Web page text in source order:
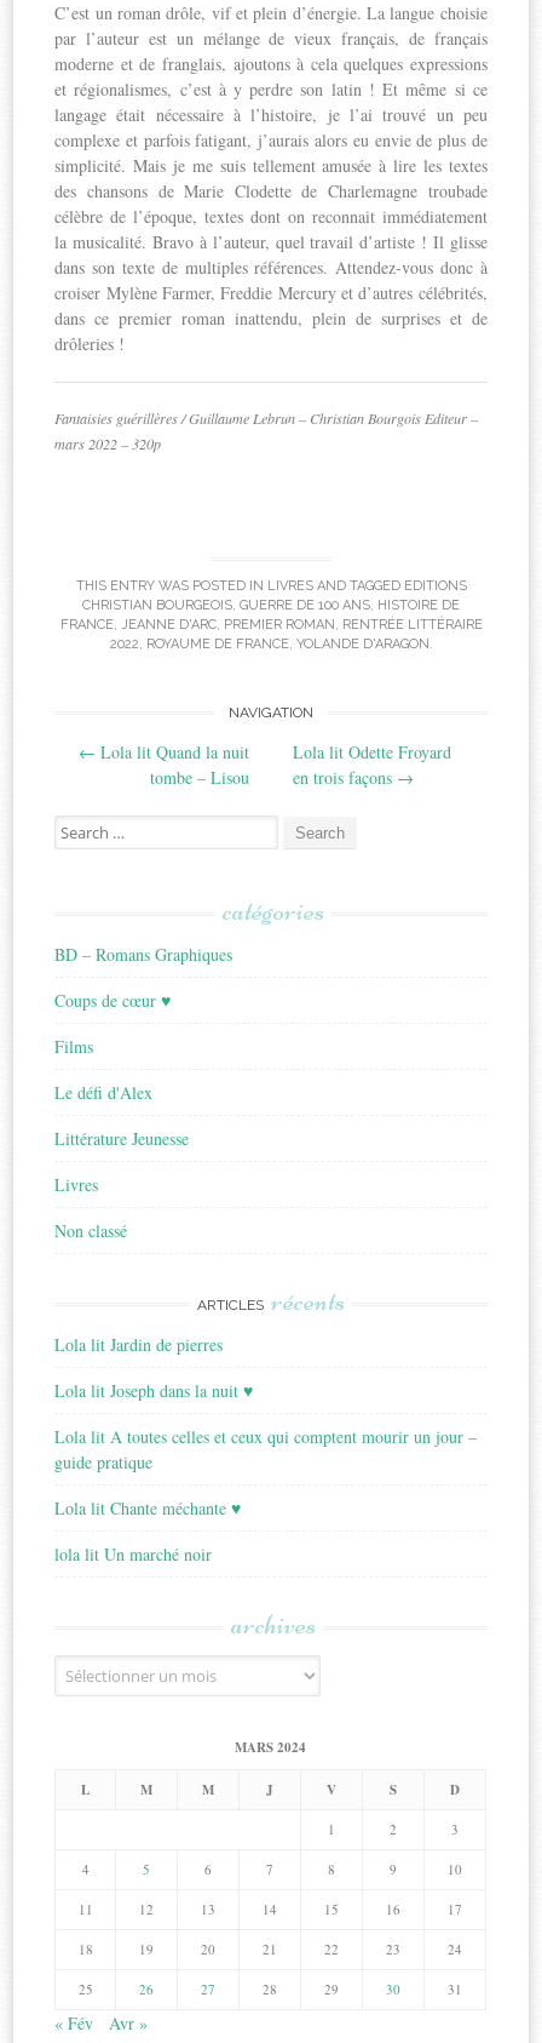
C’est un roman drôle, vif et plein d’énergie. La langue choisie
par l’auteur est un mélange de vieux français, de français
moderne et de franglais, ajoutons à cela quelques expressions
et régionalismes, c’est à y perdre son latin ! Et même si ce
langage était nécessaire à l’histoire, je l’ai trouvé un peu
complexe et parfois fatigant, j’aurais alors eu envie de plus de
simplicité. Mais je me suis tellement amusée à lire les textes
des chansons de Marie Clodette de Charlemagne troubade
célèbre de l’époque, textes dont on reconnait immédiatement
la musicalité. Bravo à l’auteur, quel travail d’artiste ! Il glisse
dans son texte de multiples références. Attendez-vous donc à
croiser Mylène Farmer, Freddie Mercury et d’autres célébrités,
dans ce premier roman inattendu, plein de surprises et de
drôleries !
Fantaisies guérillères / Guillaume Lebrun – Christian Bourgois Editeur –
mars 2022 – 320p
THIS ENTRY WAS POSTED IN LIVRESAND TAGGED EDITIONS
CHRISTIAN BOURGEOIS, GUERRE DE 100 ANS, HISTOIRE DE
FRANCE, JEANNE D'ARC, PREMIER ROMAN , RENTRÉE LITTÉRAIRE
2022, ROYAUME DE FRANCE, YOLANDE D'ARAGON .
navigation
NAVIGATION
← Lola lit Quand la nuit
tombe – Lisou
Lola lit Odette Froyard
en trois façons →
Search
for:
catégories
BD – Romans Graphiques
Coups de cœur ♥
Films
Le défi d'Alex
Littérature Jeunesse
Livres
Non classé
ARTICLES récents
Lola lit Jardin de pierres
Lola lit Joseph dans la nuit ♥
Lola lit A toutes celles et ceux qui comptent mourir un jour –
guide pratique
Lola lit Chante méchante ♥
lola lit Un marché noir
archives
Archives
MARS 2024
L M M J V S D
1 2 3
4 5 6 7 8 9 10
11 12 13 14 15 16 17
18 19 20 21 22 23 24
25 26 27 28 29 30 31
« Fév Avr »